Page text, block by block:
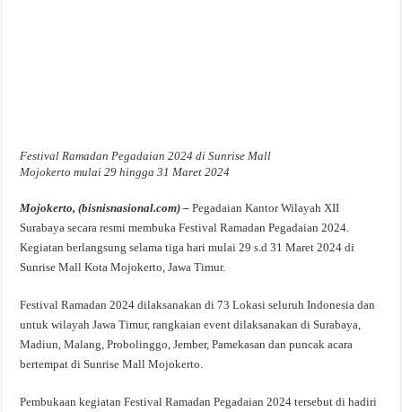
Festival Ramadan Pegadaian 2024 di Sunrise Mall
Mojokerto mulai 29 hingga 31 Maret 2024
Mojokerto, (bisnisnasional.com) – Pegadaian Kantor Wilayah XII
Surabaya secara resmi membuka Festival Ramadan Pegadaian 2024.
Kegiatan berlangsung selama tiga hari mulai 29 s.d 31 Maret 2024 di
Sunrise Mall Kota Mojokerto, Jawa Timur.
Festival Ramadan 2024 dilaksanakan di 73 Lokasi seluruh Indonesia dan
untuk wilayah Jawa Timur, rangkaian event dilaksanakan di Surabaya,
Madiun, Malang, Probolinggo, Jember, Pamekasan dan puncak acara
bertempat di Sunrise Mall Mojokerto.
Pembukaan kegiatan Festival Ramadan Pegadaian 2024 tersebut di hadiri